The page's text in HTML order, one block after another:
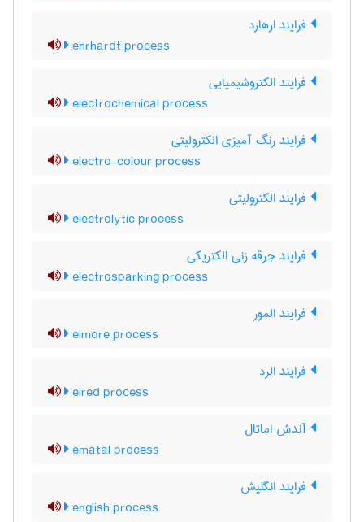
فرایند ارهارد
ehrhardt process
فرایند الکتروشیمیایی
electrochemical process
فرایند رنگ آمیزی الکترولیتی
electro-colour process
فرایند الکترولیتی
electrolytic process
فرایند جرقه زنی الکتریکی
electrosparking process
فرایند المور
elmore process
فرایند الرد
elred process
آندش اماتال
ematal process
فرایند انگلیش
english process